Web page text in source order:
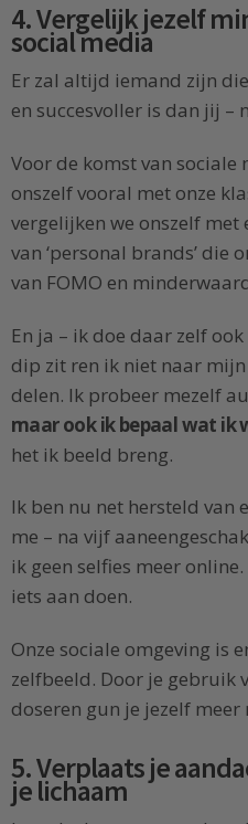
4. Vergelijk jezelf
social media
Er zal altijd iemand zijn
en succesvoller is dan jij –
Voor de komst van sociale
onszelf vooral met onze
vergelijken we onszelf
van ‘personal brands’ die
van FOMO en
En ja – ik doe daar zelf
dip zit ren ik niet naar
delen. Ik probeer mezelf
maar ook ik bepaal wat ik
het ik beeld breng.
Ik ben nu net hersteld van
me – na vijf
ik geen selfies meer
iets aan doen.
Onze sociale omgeving is
zelfbeeld. Door je gebruik
doseren gun je jezelf meer
5. Verplaats je
je lichaam